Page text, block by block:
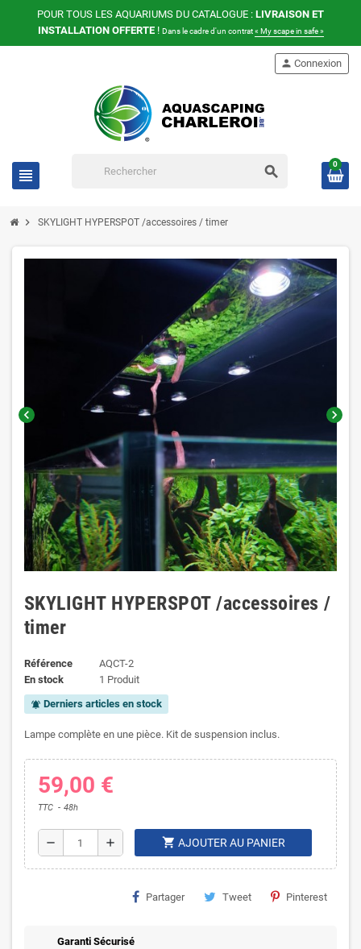
POUR TOUS LES AQUARIUMS DU CATALOGUE : LIVRAISON ET
INSTALLATION OFFERTE! Dans le cadre d'un contrat« My scape in safe »
view_headline search
person Connexion
0
chevron_right SKYLIGHT HYPERSPOT /accessoires / timer
chevron_left chevron_right
SKYLIGHT HYPERSPOT /accessoires /
timer
Référence
AQCT-2
En stock
1 Produit
notifications_active Derniers articles en stock
Lampe complète en une pièce. Kit de suspension inclus.
59,00 €
TTC 48h
remove add shopping_cart AJOUTER AU PANIER
Partager Tweet Pinterest
Garanti Sécurisé